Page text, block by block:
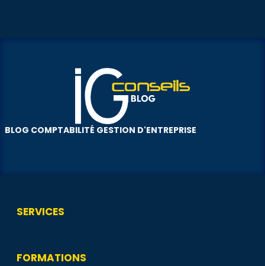
BLOG COMPTABILITÉ GESTION D'ENTREPRISE
SERVICES
FORMATIONS